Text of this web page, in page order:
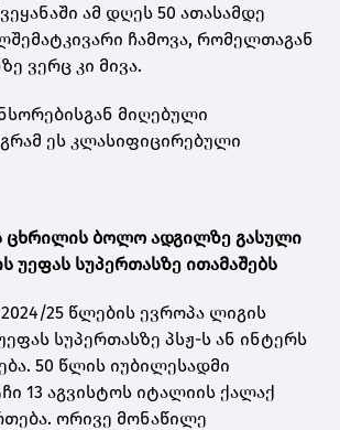
ამ დღეს 50 ათასამდე
ჩამოვა, რომელთაგან
ვერც კი მივა.
მიღებული
ეს კლასიფიცირებული
ცხრილის ბოლო ადგილზე გასული
უეფას სუპერთასზე ითამაშებს
25 წლების ევროპა ლიგის
სუპერთასზე პსჟ-ს ან ინტერს
50 წლის იუბილესადმი
13 აგვისტოს იტალიის ქალაქ
ორივე მონაწილე